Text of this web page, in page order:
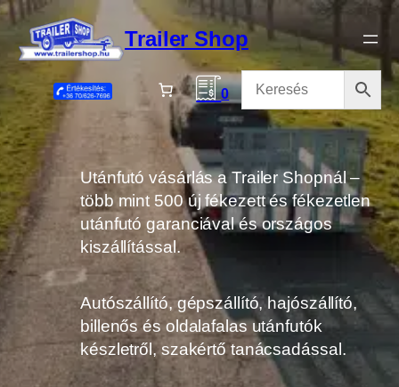
Ugrás
tartalomhoz
Trailer Shop
0
Utánfutó vásárlás a Trailer Shopnál –
több mint 500 új fékezett és fékezetlen
utánfutó garanciával és országos
kiszállítással.
Autószállító, gépszállító, hajószállító,
billenős és oldalafalas utánfutók
készletről, szakértő tanácsadással.